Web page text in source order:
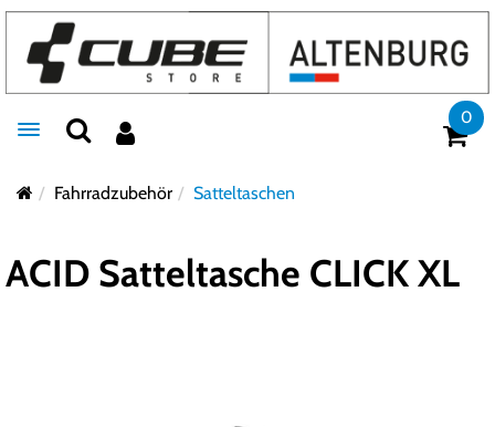
Toggle navigation
0
Fahrradzubehör Satteltaschen
ACID Satteltasche CLICK XL